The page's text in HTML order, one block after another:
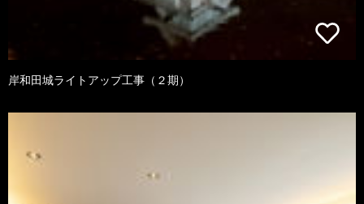
岸和田城ライトアップ工事（２期）